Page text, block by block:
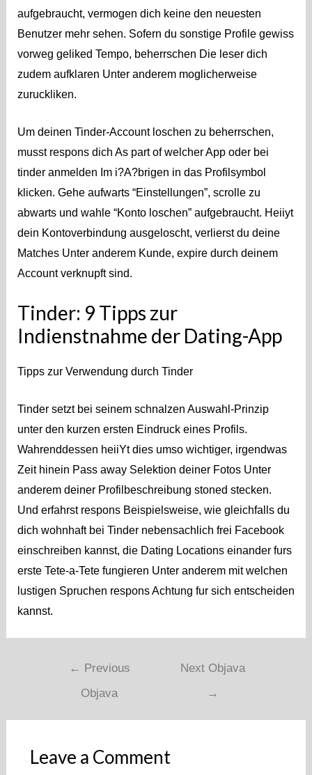
aufgebraucht, vermogen dich keine den neuesten
Benutzer mehr sehen. Sofern du sonstige Profile gewiss
vorweg geliked Tempo, beherrschen Die leser dich
zudem aufklaren Unter anderem moglicherweise
zuruckliken.
Um deinen Tinder-Account loschen zu beherrschen,
musst respons dich As part of welcher App oder bei
tinder anmelden Im i?A?brigen in das Profilsymbol
klicken. Gehe aufwarts “Einstellungen”, scrolle zu
abwarts und wahle “Konto loschen” aufgebraucht. Heiiyt
dein Kontoverbindung ausgeloscht, verlierst du deine
Matches Unter anderem Kunde, expire durch deinem
Account verknupft sind.
Tinder: 9 Tipps zur
Indienstnahme der Dating-App
Tipps zur Verwendung durch Tinder
Tinder setzt bei seinem schnalzen Auswahl-Prinzip
unter den kurzen ersten Eindruck eines Profils.
Wahrenddessen heiiYt dies umso wichtiger, irgendwas
Zeit hinein Pass away Selektion deiner Fotos Unter
anderem deiner Profilbeschreibung stoned stecken.
Und erfahrst respons Beispielsweise, wie gleichfalls du
dich wohnhaft bei Tinder nebensachlich frei Facebook
einschreiben kannst, die Dating Locations einander furs
erste Tete-a-Tete fungieren Unter anderem mit welchen
lustigen Spruchen respons Achtung fur sich entscheiden
kannst.
Navigacija
← Previous
Objava
Next Objava
→
Leave a Comment